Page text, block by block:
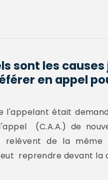
sont les
en appel
l'appelant était
(C.A.A.) de
relèvent de la
reprendre devant la